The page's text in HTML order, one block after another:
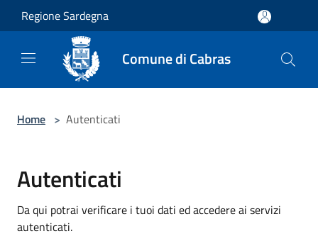
Salta al contenuto principale
Regione Sardegna
Comune di Cabras
Home > Autenticati
Autenticati
Da qui potrai verificare i tuoi dati ed accedere ai servizi
autenticati.